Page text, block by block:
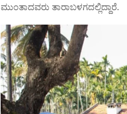
ಮುಂತಾದವರು ತಾರಾಬಳಗದಲ್ಲಿದ್ದಾರೆ.